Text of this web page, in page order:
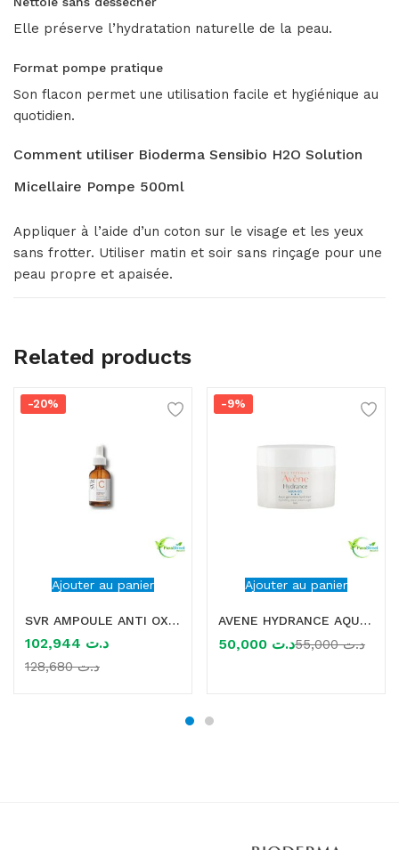
Elle préserve l’hydratation naturelle de la peau.
Format pompe pratique
Son flacon permet une utilisation facile et hygiénique au
quotidien.
Comment utiliser Bioderma Sensibio H2O Solution
Micellaire Pompe 500ml
Appliquer à l’aide d’un coton sur le visage et les yeux
sans frotter. Utiliser matin et soir sans rinçage pour une
peau propre et apaisée.
Related products
Ajouter au panier
-20%
SVR AMPOULE ANTI OX VITAMINE C 20% 30ML TOUS TYPES DE PEAUX
د.ت
د.ت128,680
Ajouter au panier
-9%
AVENE HYDRANCE AQUA GEL-CREME HYDRATANT 50ML
د.ت د.ت55,000